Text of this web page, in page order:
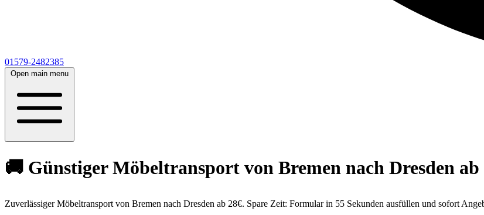
01579-2482385
Open main menu
🚚 Günstiger Möbeltransport von Bremen nach Dresden
Zuverlässiger Möbeltransport von Bremen nach Dresden ab 28€. Spare Zeit: Formular in 55 Sekunden ausfüllen und sofort